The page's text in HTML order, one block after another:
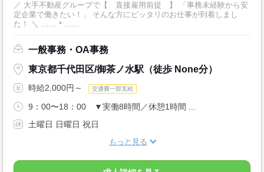
／ 大手不動産グループで【 直接雇用前提 】 「事務未経験から安
定企業で働きたい！」 そんな方にピッタリのお仕事が到着しまし
た！ ＼ ……＊…...
一般事務・OA事務
東京都千代田区/御茶ノ水駅（徒歩 None分）
時給2,000円～ 交通費一部支給
9：00〜18：00 ▼実働8時間／休憩1時間 ...
土曜日 日曜日 祝日
もっと見る